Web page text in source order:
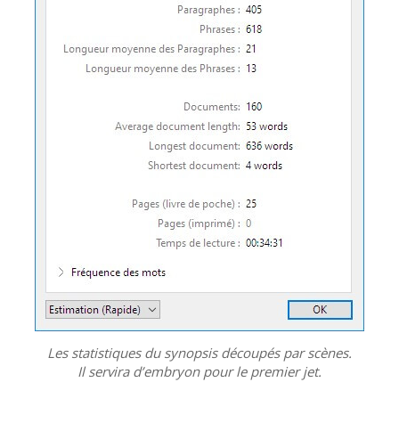
Les statistiques du synopsis découpés par scènes.
Il servira d’embryon pour le premier jet.